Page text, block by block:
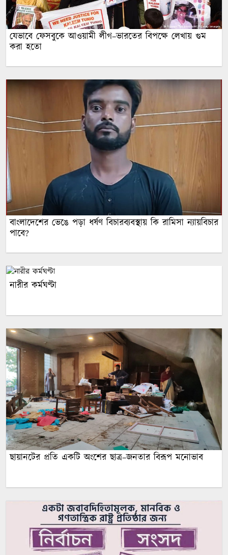
যেভাবে ফেসবুকে আওয়ামী লীগ–ভারতের বিপক্ষে লেখায় গুম
করা হতো
বাংলাদেশের ভেঙে পড়া ধর্ষণ বিচারব্যবস্থায় কি রামিসা ন্যায়বিচার
পাবে?
নারীর কর্মঘণ্টা
ছায়ানটের প্রতি একটি অংশের ছাত্র–জনতার বিরূপ মনোভাব